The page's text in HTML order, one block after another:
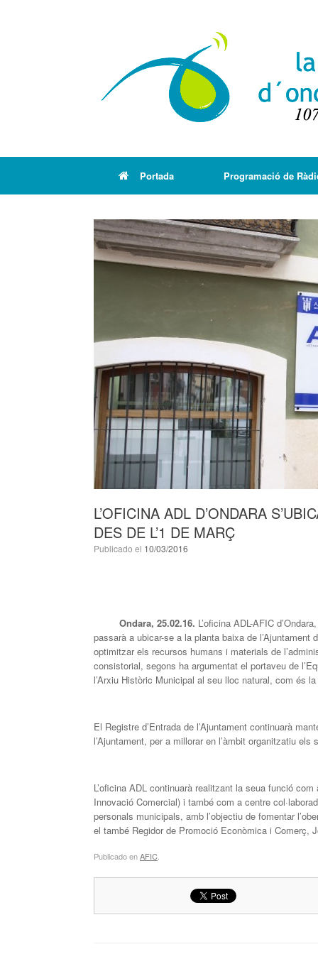
Portada Programació de
L’OFICINA ADL D’ONDARA
DES DE L’1 DE MARÇ
Publicado el 10/03/2016
Ondara, 25.02.16. L’oficina ADL-AFIC
passarà a ubicar-se a la planta baixa de l’Ajuntament
optimitzar els recursos humans i materials de
consistorial, segons ha argumentat el portaveu de
l’Arxiu Històric Municipal al seu lloc natural, com és
El Registre d’Entrada de l’Ajuntament continuarà
l’Ajuntament, per a millorar en l’àmbit organitzatiu els
L’oficina ADL continuarà realitzant la seua funció
Innovació Comercial) i també com a centre
personals municipals, amb l’objectiu de fomentar
el també Regidor de Promoció Econòmica i Comerç,
Publicado enAFIC